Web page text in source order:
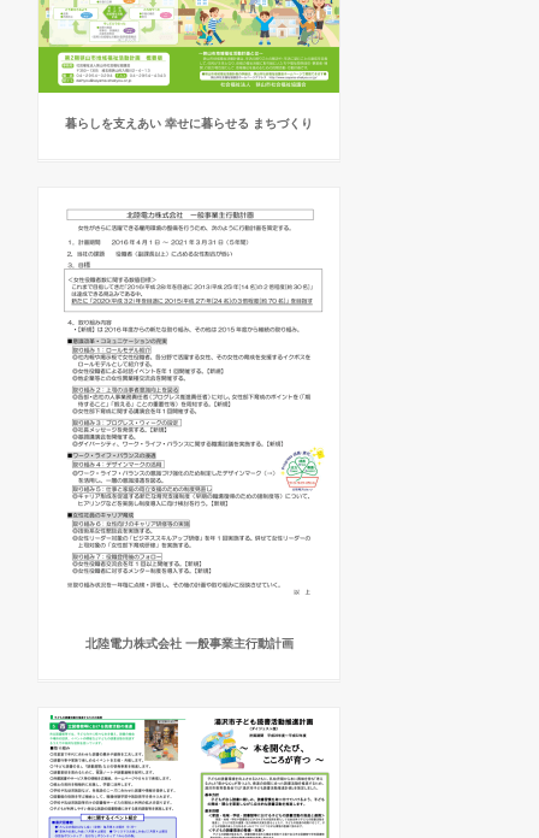
暮らしを支えあい 幸せに暮らせる まちづくり
北陸電力株式会社 一般事業主行動計画